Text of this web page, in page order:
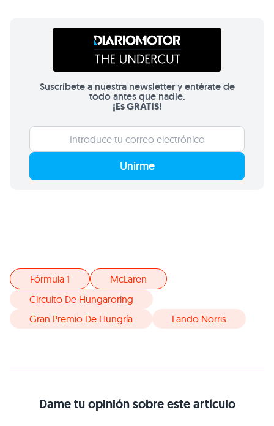
Suscríbete a nuestra newsletter y entérate de
todo antes que nadie.
¡Es GRATIS!
Unirme
Fórmula 1
McLaren
Circuito De Hungaroring
Gran Premio De Hungría
Lando Norris
Dame tu opinión sobre este artículo